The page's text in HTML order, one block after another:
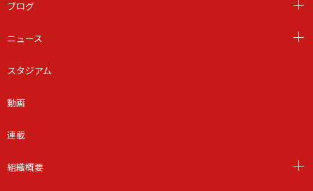
ブログ
ニュース
スタジアム
動画
連載
組織概要